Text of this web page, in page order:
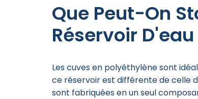
Que Peut-On
Réservoir
Les cuves en polyéthylène sont
ce réservoir est différente de celle
sont fabriquées en un seul